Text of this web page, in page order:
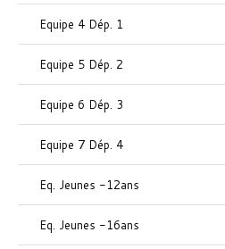
Equipe 4 Dép. 1
Equipe 5 Dép. 2
Equipe 6 Dép. 3
Equipe 7 Dép. 4
Eq. Jeunes -12ans
Eq. Jeunes -16ans